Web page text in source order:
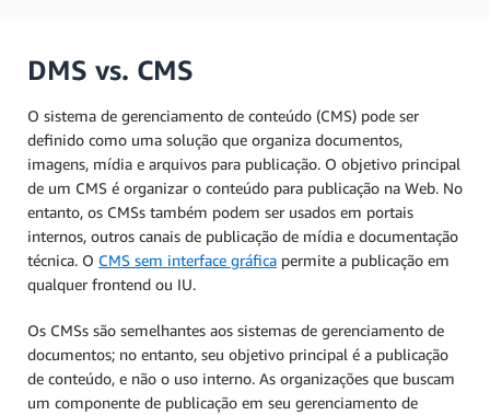
DMS vs. CMS
O sistema de gerenciamento de conteúdo (CMS) pode ser
definido como uma solução que organiza documentos,
imagens, mídia e arquivos para publicação. O objetivo principal
de um CMS é organizar o conteúdo para publicação na Web. No
entanto, os CMSs também podem ser usados em portais
internos, outros canais de publicação de mídia e documentação
técnica. O CMS sem interface gráfica permite a publicação em
qualquer frontend ou IU.
Os CMSs são semelhantes aos sistemas de gerenciamento de
documentos; no entanto, seu objetivo principal é a publicação
de conteúdo, e não o uso interno. As organizações que buscam
um componente de publicação em seu gerenciamento de